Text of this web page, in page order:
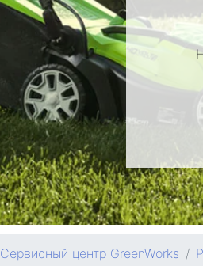
Сервисный центр GreenWorks